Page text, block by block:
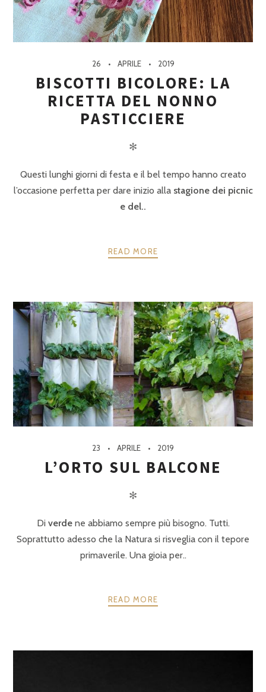
26 APRILE 2019
BISCOTTI BICOLORE: LA
RICETTA DEL NONNO
PASTICCIERE
✻
Questi lunghi giorni di festa e il bel tempo hanno creato
l’occasione perfetta per dare inizio alla stagione dei picnic
e del..
READ MORE
23 APRILE 2019
L’ORTO SUL BALCONE
✻
Di verdene abbiamo sempre più bisogno. Tutti.
Soprattutto adesso che la Natura si risveglia con il tepore
primaverile. Una gioia per..
READ MORE